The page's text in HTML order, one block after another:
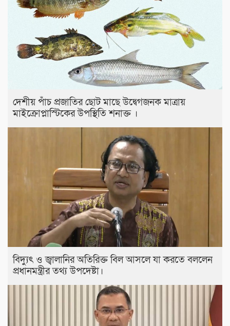
দেশীয় পাঁচ প্রজাতির ছোট মাছে উদ্বেগজনক মাত্রায়
মাইক্রোপ্লাস্টিকের উপস্থিতি শনাক্ত ।
বিদ্যুৎ ও জ্বালানির অতিরিক্ত বিল আসলে যা করতে বললেন
প্রধানমন্ত্রীর তথ্য উপদেষ্টা।